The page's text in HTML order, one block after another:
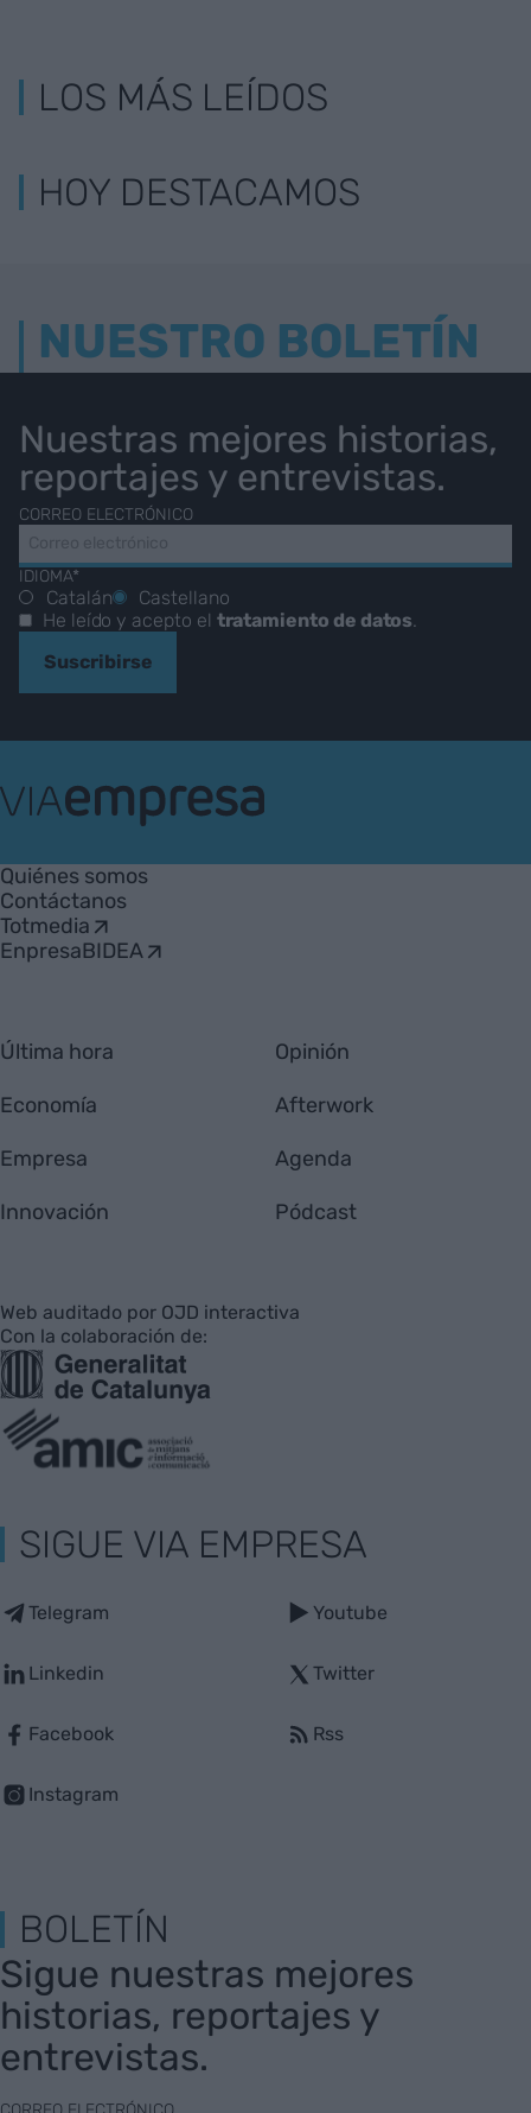
LOS MÁS LEÍDOS
HOY DESTACAMOS
NUESTRO BOLETÍN
Nuestras mejores historias,
reportajes y entrevistas.
CORREO ELECTRÓNICO
IDIOMA*
Catalán
Castellano
He leído y acepto el tratamiento de datos.
Suscribirse
Empresa
Quiénes somos
Contáctanos
Totmedia
EnpresaBIDEA
Última hora
Economía
Empresa
Innovación
Opinión
Afterwork
Agenda
Pódcast
Web auditado por OJD interactiva
Con la colaboración de:
SIGUE VIA EMPRESA
Telegram
Linkedin
Facebook
Instagram
Youtube
Twitter
Rss
BOLETÍN
Sigue nuestras mejores
historias, reportajes y
entrevistas.